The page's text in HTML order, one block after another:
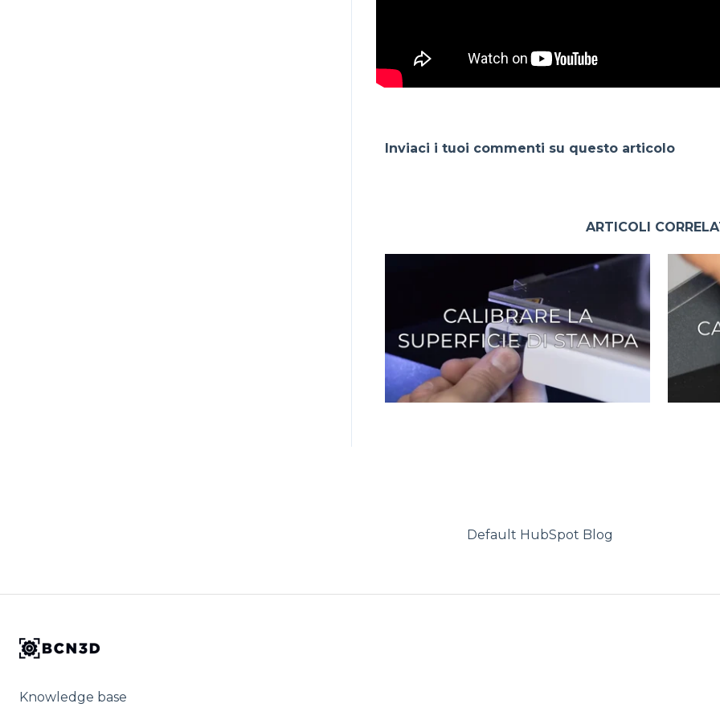
Inviaci i tuoi commenti su questo articolo
ARTICOLI
Default HubSpot Blog
Knowledge base